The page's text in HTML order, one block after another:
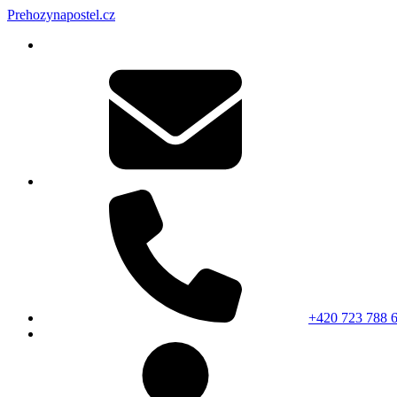
Prehozynapostel.cz
+420 723 788